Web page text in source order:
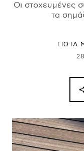
Οι στοχευμένες
τα
ΓΙΩΤΑ